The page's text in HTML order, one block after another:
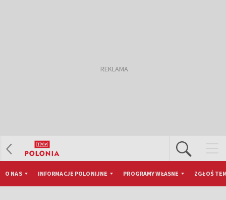
O NAS INFORMACJE POLONIJNE PROGRAMY WŁASNE ZGŁOŚ